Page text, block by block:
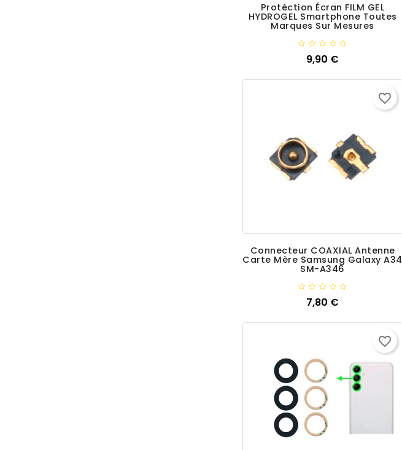
Protéction Écran FILM GEL
HYDROGEL Smartphone Toutes
Marques Sur Mesures
9,90 €
Ajouter
Connecteur COAXIAL Antenne
Carte Mère Samsung Galaxy A34
SM-A346
7,80 €
Ajouter
favorite_border
favorite_border